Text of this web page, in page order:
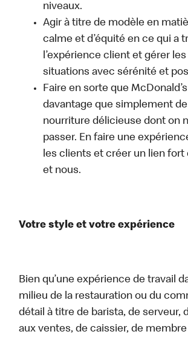
niveaux.
Agir à titre de modèle en
calme et d’équité en ce qui a
l’expérience client et gérer
situations avec sérénité et
Faire en sorte que
davantage que simplement
nourriture délicieuse dont on
passer. En faire une
les clients et créer un lien fort
et nous.
Votre style et votre expérience
Bien qu’une expérience de travail
milieu de la restauration ou du
détail à titre de barista, de serveur,
aux ventes, de caissier, de membre